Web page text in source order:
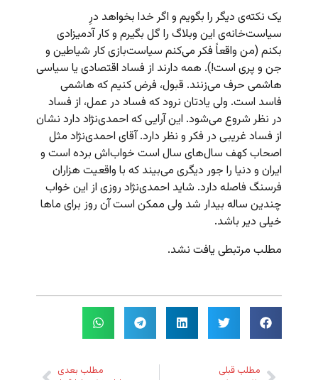
یک نکته‌ی دیگر را بگویم و اگر خدا بخواهد درِ
سیاست‌خانه‌ی این وبلاگ را گل بگیرم و کار آدمیزادی
بکنم (من واقعاً فکر می‌کنم سیاست‌بازی کار شیاطین و
جن و پری است!). همه دارند از فساد اقتصادی یا سیاسی
هاشمی حرف می‌زنند. قبول، فرض کنیم که هاشمی
فاسد است. ولی یادتان نرود که فساد در عمل، از فساد
در نظر شروع می‌شود. این آرایی که احمدی‌نژاد دارد نشان
از فساد غریبی در فکر و نظر دارد. آقای احمدی‌نژاد مثل
اصحاب کهف سال‌های سال است خواب‌اش برده است و
ایران و دنیا را جور دیگری می‌بیند که با واقعیت هزاران
فرسنگ فاصله دارد. شاید احمدی‌نژاد روزی از این خواب
چندین ساله بیدار شد ولی ممکن است آن روز برای ماها
خیلی دیر باشد.
مطلب مرتبطی یافت نشد.
مطلب قبلی مطلب بعدی